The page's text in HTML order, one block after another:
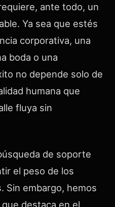
ante todo, un
Ya sea que estés
corporativa, una
boda o una
no depende solo de
humana que
fluya sin
de soporte
el peso de los
Sin embargo, hemos
destaca en el